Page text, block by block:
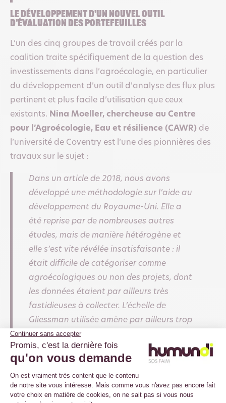
Le développement d’un nouvel outil
d’évaluation des portefeuilles
L’un des cinq groupes de travail créés par la
coalition traite spécifiquement de la question des
investissements dans l’agroécologie, en particulier
du développement d’un outil d’analyse des flux plus
pertinent et plus facile d’utilisation que ceux
existants. Nina Moeller, chercheuse au Centre
pour l’Agroécologie, Eau et résilience (CAWR) de
l’université de Coventry est l’une des pionnières des
travaux sur le sujet :
Dans un article de 2018, nous avons
développé une méthodologie sur l’aide au
développement du Royaume-Uni. Elle a
été reprise par de nombreuses autres
études, mais de manière hétérogène et
elle s’est vite révélée insatisfaisante : il
était difficile de catégoriser comme
agroécologiques ou non des projets, dont
les données étaient par ailleurs très
fastidieuses à collecter. L’échelle de
Gliessman utilisée amène par ailleurs trop
facilement à une progression linéaire, des
aspects environnementaux aux aspects
socio-politiques de l’agroécologie. Or il y a
beaucoup de projets qui abordent ces
aspects en même temps ou dans l’ordre